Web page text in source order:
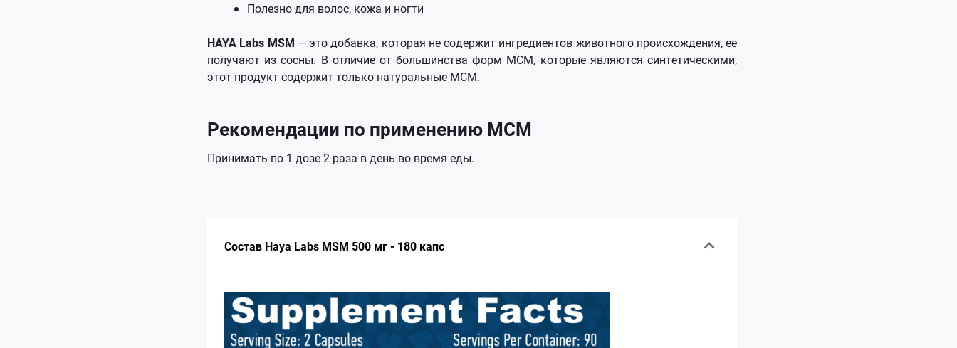
Полезно для волос, кожа и ногти
HAYA Labs MSM — это добавка, которая не содержит ингредиентов животного происхождения, ее
получают из сосны. В отличие от большинства форм МСМ, которые являются синтетическими,
этот продукт содержит только натуральные МСМ.
Рекомендации по применению МСМ
Принимать по 1 дозе 2 раза в день во время еды.
Состав Haya Labs MSM 500 мг - 180 капс